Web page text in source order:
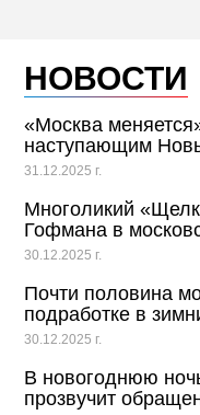
НОВОСТИ
«Москва
наступающим
31.12.2025 г.
Многоликий
Гофмана в
30.12.2025 г.
Почти половина
подработке в
30.12.2025 г.
В новогоднюю
прозвучит